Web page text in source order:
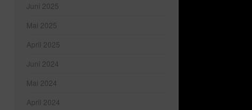
Juni 2025
Mai 2025
April 2025
Juni 2024
Mai 2024
April 2024